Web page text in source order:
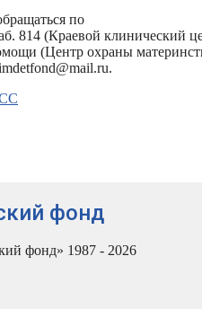
по
814 (Краевой клинический
(Центр охраны
фонд
фонд» 1987 - 2026